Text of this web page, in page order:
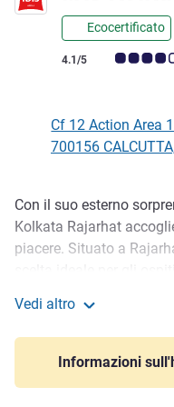
Ecocertificato
Giudizio clienti
4.1/5
Cf 12 Action Area
700156
Descrizione
Con il suo esterno
Kolkata Rajarhat
piacere. Situato a
offre arte locale
Instagram, 189 camere
WIFI gratuito, ristorante
Vedi altro
Informazioni